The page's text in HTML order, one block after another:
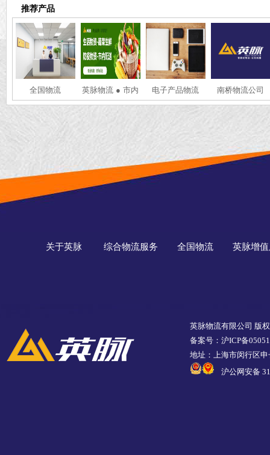
推荐产品
全国物流
英脉物流 ● 市内
配送 ● 同城物资
配送 ● 市内蔬菜
电子产品物流 南桥物流公司
关于英脉 综合物流服务 全国物流 英脉增
英脉物流有限公司 版
备案号：沪ICP备
地址：上海市闵行区
沪公网安备